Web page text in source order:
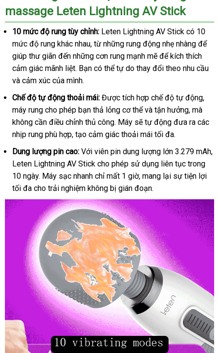
massage Leten Lightning AV Stick
10 mức độ rung tùy chỉnh: Leten Lightning AV Stick có 10
mức độ rung khác nhau, từ những rung động nhẹ nhàng để
giúp thư giãn đến những cơn rung mạnh mẽ để kích thích
cảm giác mãnh liệt. Bạn có thể tự do thay đổi theo nhu cầu
và cảm xúc của mình.
Chế độ tự động thoải mái: Được tích hợp chế độ tự động,
máy rung cho phép bạn thả lỏng cơ thể và tận hưởng, mà
không cần điều chỉnh thủ công. Máy sẽ tự động đưa ra các
nhịp rung phù hợp, tạo cảm giác thoải mái tối đa.
Dung lượng pin cao: Với viên pin dung lượng lớn 3.279 mAh,
Leten Lightning AV Stick cho phép sử dụng liên tục trong
10 ngày. Máy sạc nhanh chỉ mất 1 giờ, mang lại sự tiện lợi
tối đa cho trải nghiệm không bị gián đoạn.